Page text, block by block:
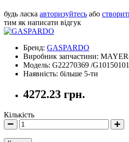
будь ласка авторизуйтесь або
тим як написати відгук
Бренд: GASPARDO
Виробник запчастини:
Модель: G22270369 /G10150101
Наявність: більше 5-ти
4272.23 грн.
Кількість